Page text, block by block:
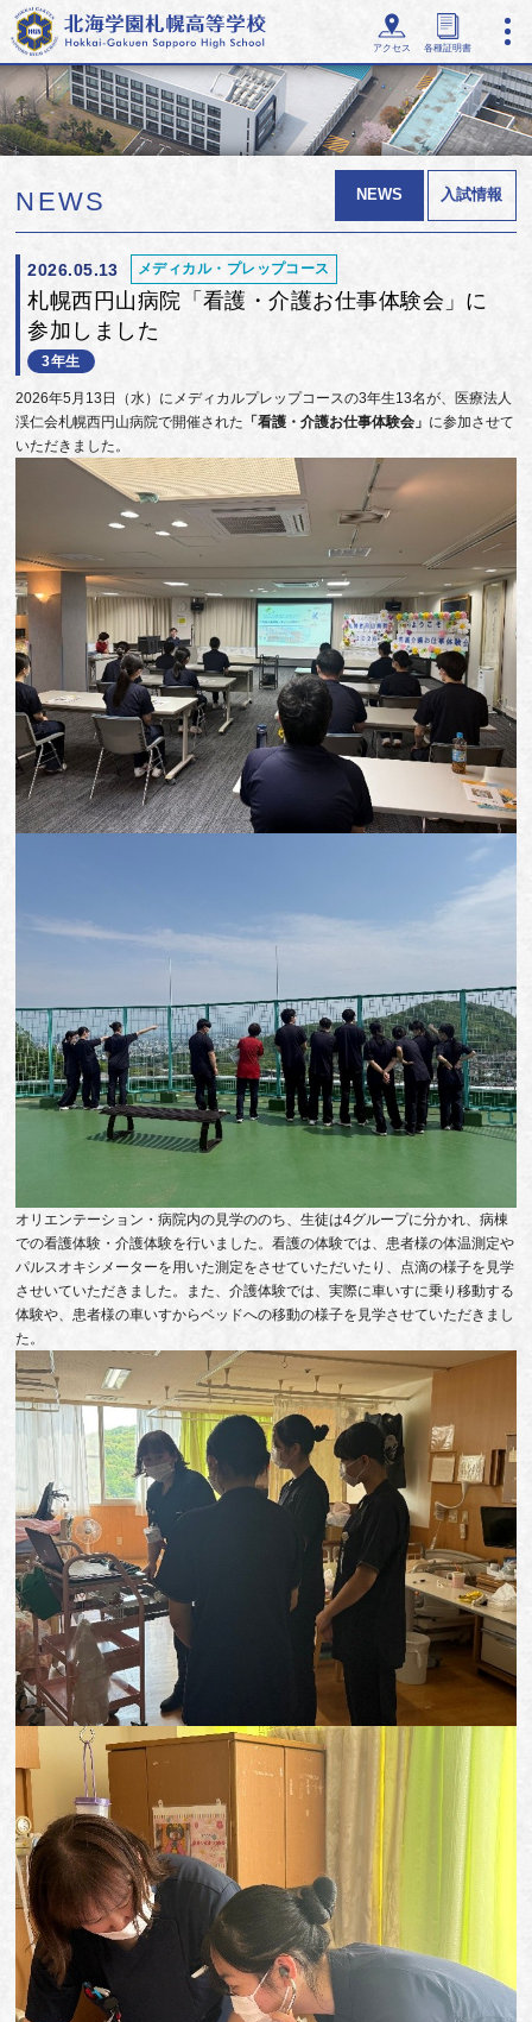
アクセス 各種証明書
NEWS NEWS 入試情報
2026.05.13 メディカル・プレップコース
札幌西円山病院「看護・介護お仕事体験会」に
参加しました
3年生
2026年5月13日（水）にメディカルプレップコースの3年生13名が、医療法人
渓仁会札幌西円山病院で開催された 「看護・介護お仕事体験会」 に参加させて
いただきました。
オリエンテーション・病院内の見学ののち、生徒は4グループに分かれ、病棟
での看護体験・介護体験を行いました。看護の体験では、患者様の体温測定や
パルスオキシメーターを用いた測定をさせていただいたり、点滴の様子を見学
させいていただきました。また、介護体験では、実際に車いすに乗り移動する
体験や、患者様の車いすからベッドへの移動の様子を見学させていただきまし
た。